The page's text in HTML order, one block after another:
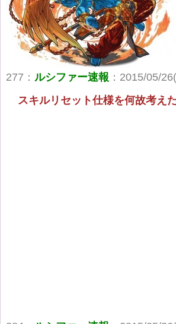
277： ルシファー速報 ：2015/05/
スキルリセット仕様を何故考え